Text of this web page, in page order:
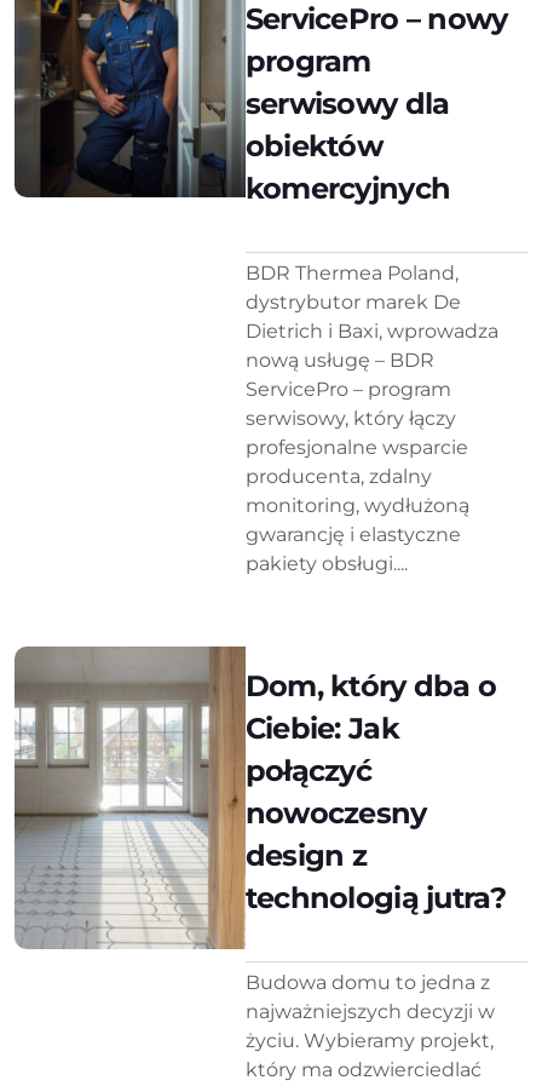
ServicePro – nowy
program
serwisowy dla
obiektów
komercyjnych
BDR Thermea Poland,
dystrybutor marek De
Dietrich i Baxi, wprowadza
nową usługę – BDR
ServicePro – program
serwisowy, który łączy
profesjonalne wsparcie
producenta, zdalny
monitoring, wydłużoną
gwarancję i elastyczne
pakiety obsługi....
Dom, który dba o
Ciebie: Jak
połączyć
nowoczesny
design z
technologią jutra?
Budowa domu to jedna z
najważniejszych decyzji w
życiu. Wybieramy projekt,
który ma odzwierciedlać